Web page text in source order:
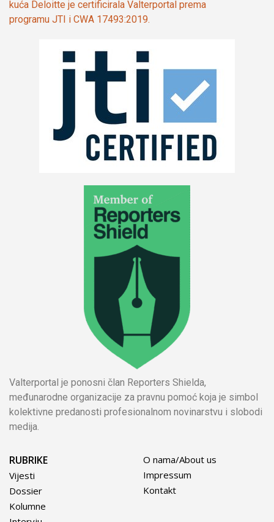
kuća Deloitte je certificirala Valterportal prema
programu JTI i CWA 17493:2019.
Valterportal je ponosni član Reporters Shielda,
međunarodne organizacije za pravnu pomoć koja je simbol
kolektivne predanosti profesionalnom novinarstvu i slobodi
medija.
RUBRIKE
Vijesti
Dossier
Kolumne
O nama/About us
Impressum
Kontakt